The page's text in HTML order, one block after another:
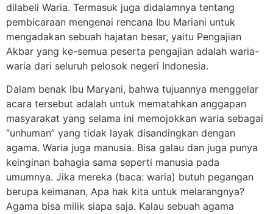
dilabeli Waria. Termasuk juga didalamnya tentang
pembicaraan mengenai rencana Ibu Mariani untuk
mengadakan sebuah hajatan besar, yaitu Pengajian
Akbar yang ke-semua peserta pengajian adalah waria-
waria dari seluruh pelosok negeri Indonesia.
Dalam benak Ibu Maryani, bahwa tujuannya menggelar
acara tersebut adalah untuk mematahkan anggapan
masyarakat yang selama ini memojokkan waria sebagai
“unhuman” yang tidak layak disandingkan dengan
agama. Waria juga manusia. Bisa galau dan juga punya
keinginan bahagia sama seperti manusia pada
umumnya. Jika mereka (baca: waria) butuh pegangan
berupa keimanan, Apa hak kita untuk melarangnya?
Agama bisa milik siapa saja. Kalau sebuah agama